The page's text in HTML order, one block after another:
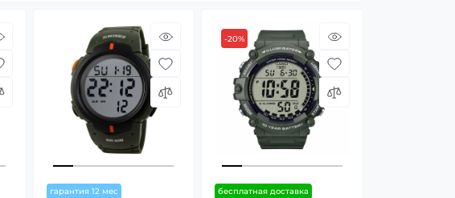
гарантия 12 мес
-20%
бесплатная доставка